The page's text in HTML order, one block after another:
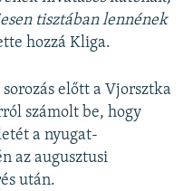
tisztában lennének
hozzá Kliga.
előtt a Vjorsztka
számolt be, hogy
a nyugat-
az augusztusi
után.